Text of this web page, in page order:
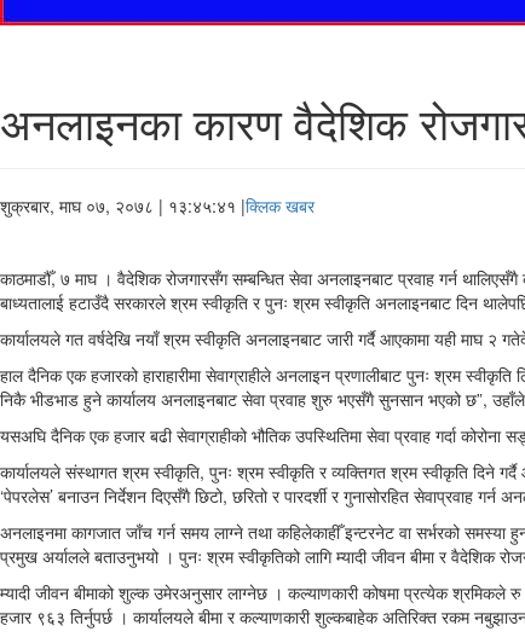
अनलाइनका कारण वैदेशिक
शुक्रबार, माघ ०७, २०७८ | १३:४५:४१ |क्लिक खबर
काठमाडौँ, ७ माघ । वैदेशिक रोजगारसँग सम्बन्धित सेवा अनलाइनबाट प्रवाह गर्न
बाध्यतालाई हटाउँदै सरकारले श्रम स्वीकृति र पुनः श्रम स्वीकृति अनलाइनबाट दिन
कार्यालयले गत वर्षदेखि नयाँ श्रम स्वीकृति अनलाइनबाट जारी गर्दै आएकामा यही माघ
हाल दैनिक एक हजारको हाराहारीमा सेवाग्राहीले अनलाइन प्रणालीबाट पुनः श्रम
निकै भीडभाड हुने कार्यालय अनलाइनबाट सेवा प्रवाह शुरु भएसँगै सुनसान भएको छ”,
यसअघि दैनिक एक हजार बढी सेवाग्राहीको भौतिक उपस्थितिमा सेवा प्रवाह गर्दा
कार्यालयले संस्थागत श्रम स्वीकृति, पुनः श्रम स्वीकृति र व्यक्तिगत श्रम स्वीकृति दिने
‘पेपरलेस’ बनाउन निर्देशन दिएसँगै छिटो, छरितो र पारदर्शी र गुनासोरहित सेवाप्रवाह
अनलाइनमा कागजात जाँच गर्न समय लाग्ने तथा कहिलेकाहीँ इन्टरनेट वा सर्भरको समस्या
प्रमुख अर्यालले बताउनुभयो । पुनः श्रम स्वीकृतिको लागि म्यादी जीवन बीमा र वैदेशिक
म्यादी जीवन बीमाको शुल्क उमेरअनुसार लाग्नेछ । कल्याणकारी कोषमा प्रत्येक
हजार ९६३ तिर्नुपर्छ । कार्यालयले बीमा र कल्याणकारी शुल्कबाहेक अतिरिक्त रकम